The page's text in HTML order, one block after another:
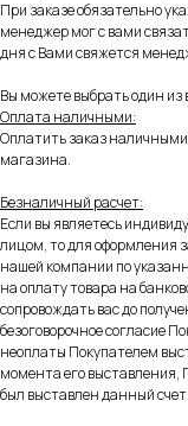
При заказе обязательно
менеджер мог с вами
дня с Вами свяжется
Вы можете выбрать один
Оплата наличными:
Оплатить заказ
магазина.
Безналичный расчет:
Если вы являетесь
лицом, то для оформления
нашей компании по
на оплату товара на
сопровождать вас до
безоговорочное согласие
неоплаты Покупателем
момента его выставления,
был выставлен данный счет.